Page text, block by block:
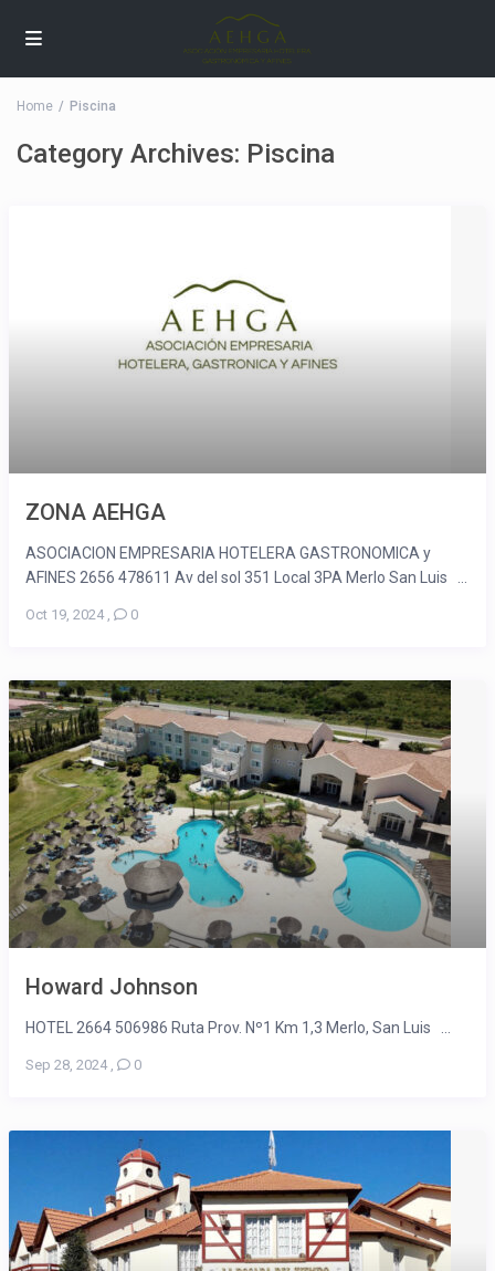
Home Piscina
Category Archives: Piscina
ZONA AEHGA
ASOCIACION EMPRESARIA HOTELERA GASTRONOMICA y
AFINES 2656 478611 Av del sol 351 Local 3PA Merlo San Luis ...
Oct 19, 2024, 0
Howard Johnson
HOTEL 2664 506986 Ruta Prov. Nº1 Km 1,3 Merlo, San Luis ...
Sep 28, 2024, 0